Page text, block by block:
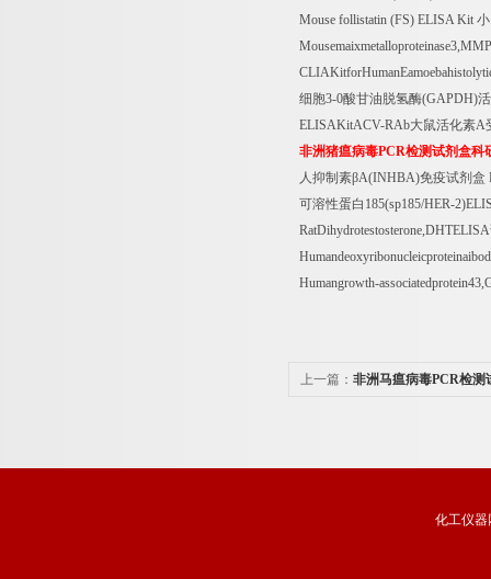
Mouse follistatin (FS) ELISA Kit
细胞3-0酸甘油脱氢酶(GAPDH)
ELISAKitACV-RAb大鼠活化素A
非洲猪瘟病毒PCR检测试剂盒科
人抑制素βA(INHBA)免疫试剂盒
可溶性蛋白 185(sp185/HER-
RatDihydrotestosterone,DHTELISA
Humangrowth-
上一篇： 非洲马瘟病毒PCR检测
化工仪器